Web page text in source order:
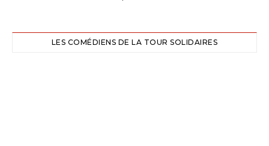
LES COMÉDIENS DE LA TOUR SOLIDAIRES